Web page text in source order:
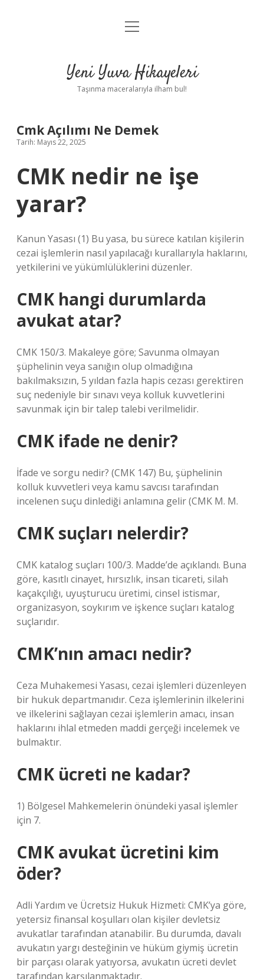
Anasayfa
Yasal Uyarı
menüyü
Yeni Yuva Hikayeleri
Taşınma maceralarıyla ilham bul!
Cmk Açılımı Ne Demek
Tarih: Mayıs 22, 2025
CMK nedir ne işe
yarar?
Kanun Yasası (1) Bu yasa, bu sürece katılan kişilerin
cezai işlemlerin nasıl yapılacağı kurallarıyla haklarını,
yetkilerini ve yükümlülüklerini düzenler.
CMK hangi durumlarda
avukat atar?
CMK 150/3. Makaleye göre; Savunma olmayan
şüphelinin veya sanığın olup olmadığına
bakılmaksızın, 5 yıldan fazla hapis cezası gerektiren
suç nedeniyle bir sınavı veya kolluk kuvvetlerini
savunmak için bir talep talebi verilmelidir.
CMK ifade ne denir?
İfade ve sorgu nedir? (CMK 147) Bu, şüphelinin
kolluk kuvvetleri veya kamu savcısı tarafından
incelenen suçu dinlediği anlamına gelir (CMK M. M.
CMK suçları nelerdir?
CMK katalog suçları 100/3. Madde’de açıklandı. Buna
göre, kasıtlı cinayet, hırsızlık, insan ticareti, silah
kaçakçılığı, uyuşturucu üretimi, cinsel istismar,
organizasyon, soykırım ve işkence suçları katalog
suçlarıdır.
CMK’nın amacı nedir?
Ceza Muhakemesi Yasası, cezai işlemleri düzenleyen
bir hukuk departmanıdır. Ceza işlemlerinin ilkelerini
ve ilkelerini sağlayan cezai işlemlerin amacı, insan
haklarını ihlal etmeden maddi gerçeği incelemek ve
bulmaktır.
CMK ücreti ne kadar?
1) Bölgesel Mahkemelerin önündeki yasal işlemler
için 7.
CMK avukat ücretini kim
öder?
Adli Yardım ve Ücretsiz Hukuk Hizmeti: CMK’ya göre,
yetersiz finansal koşulları olan kişiler devletsiz
avukatlar tarafından atanabilir. Bu durumda, davalı
avukatın yargı desteğinin ve hüküm giymiş ücretin
bir parçası olarak yatıyorsa, avukatın ücreti devlet
tarafından karşılanmaktadır.